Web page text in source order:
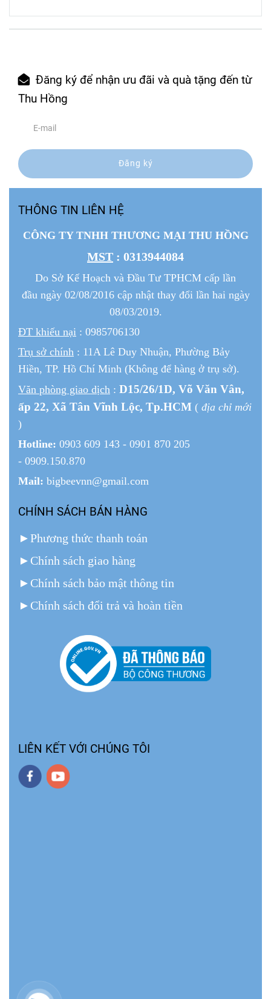
Đăng ký để nhận ưu đãi và quà tặng đến từ
Thu Hồng
Đăng ký
THÔNG TIN LIÊN HỆ
CÔNG TY TNHH THƯƠNG MẠI THU HỒNG
MST : 0313944084
Do Sở Kế Hoạch và Đầu Tư TPHCM cấp lần
đầu ngày 02/08/2016 cập nhật thay đổi lần hai ngày
08/03/2019.
ĐT khiếu nại : 0985706130
Trụ sở chính : 11A Lê Duy Nhuận, Phường Bảy
Hiền, TP. Hồ Chí Minh (Không để hàng ở trụ sở).
Văn phòng giao dịch : D15/26/1D, Võ Văn Vân,
ấp 22, Xã Tân Vĩnh Lộc, Tp.HCM ( địa chỉ mới
)
Hotline: 0903 609 143 - 0901 870 205
- 0909.150.870
Mail: bigbeevnn@gmail.com
CHÍNH SÁCH BÁN HÀNG
►Phương thức thanh toán
► Chính sách giao hàng
► Chính sách bảo mật thông tin
► Chính sách đổi trả và hoàn tiền
LIÊN KẾT VỚI CHÚNG TÔI